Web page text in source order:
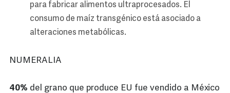
para fabricar alimentos ultraprocesados. El
consumo de maíz transgénico está asociado a
alteraciones metabólicas.
NUMERALIA
40% del grano que produce EU fue vendido a México